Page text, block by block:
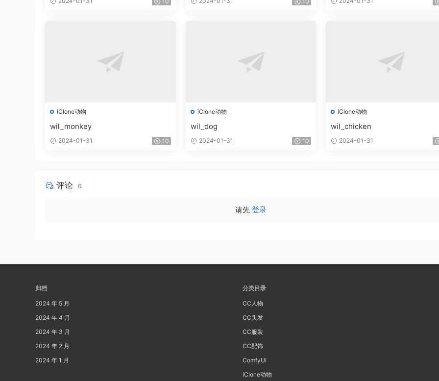
iClone动物
wil_monkey
2024-01-31 10
iClone动物
wil_dog
2024-01-31 10
iClone动物
wil_chicken
2024-01-31
评论 0
请先 登录
归档
2024 年 5 月
2024 年 4 月
2024 年 3 月
2024 年 2 月
2024 年 1 月
分类目录
CC人物
CC头发
CC服装
CC配饰
ComfyUI
iClone动物